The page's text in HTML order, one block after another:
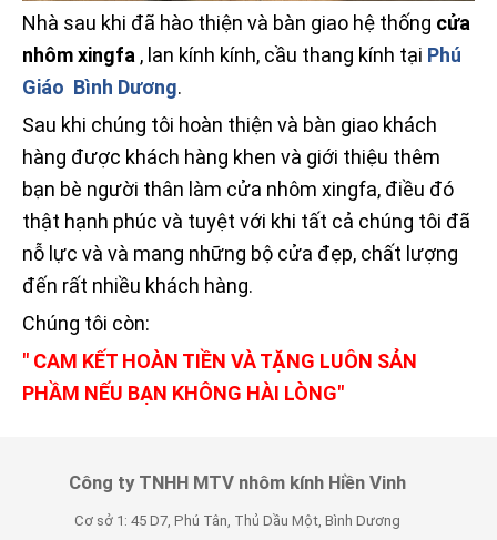
Nhà sau khi đã hào thiện và bàn giao hệ thống cửa
nhôm xingfa , lan kính kính, cầu thang kính tại Phú
Giáo Bình Dương.
Sau khi chúng tôi hoàn thiện và bàn giao khách
hàng được khách hàng khen và giới thiệu thêm
bạn bè người thân làm cửa nhôm xingfa, điều đó
thật hạnh phúc và tuyệt với khi tất cả chúng tôi đã
nỗ lực và và mang những bộ cửa đẹp, chất lượng
đến rất nhiều khách hàng.
Chúng tôi còn:
" CAM KẾT HOÀN TIỀN VÀ TẶNG LUÔN SẢN
PHẦM NẾU BẠN KHÔNG HÀI LÒNG"
Công ty TNHH MTV nhôm kính Hiền Vinh
Cơ sở 1: 45 D7, Phú Tân, Thủ Dầu Một, Bình Dương